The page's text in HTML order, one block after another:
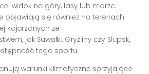
widok na góry, lasy lub morze.
pojawiają się również na terenach
kojarzonych ze
jak Suwałki, Gryźliny czy Słupsk,
tego sportu.
warunki klimatyczne sprzyjające